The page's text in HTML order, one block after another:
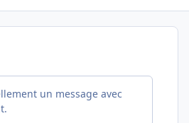
un message avec